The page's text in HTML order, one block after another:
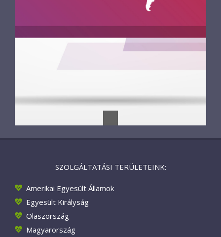
SZOLGÁLTATÁSI TERÜLETEINK:
Amerikai Egyesült Államok
Egyesült Királyság
Olaszország
Magyarország